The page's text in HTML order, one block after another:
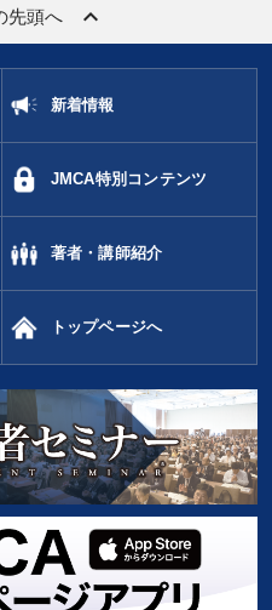
先頭へ keyboard_arrow_up
新着情報
JMCA特別コンテンツ
著者・講師紹介
トップページへ